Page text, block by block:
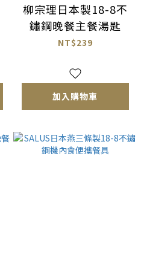
柳宗理日本製18-8不
鏽鋼晚餐主餐湯匙
NT$239
加入購物車